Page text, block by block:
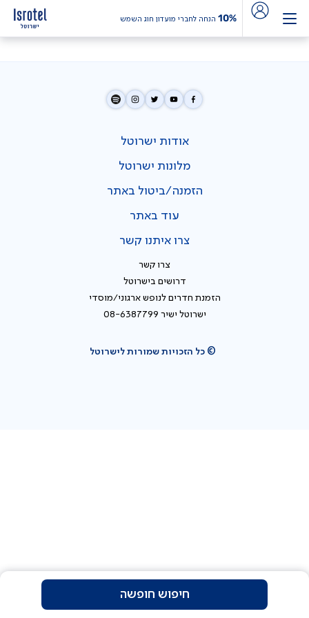
10% הנחה לחברי מועדון חוג השמש
אודות ישרוטל
מלונות ישרוטל
הזמנה/ביטול באתר
עוד באתר
צרו איתנו קשר
צרו קשר
דרושים בישרוטל
הזמנת חדרים לנופש ארגוני/מוסדי
ישרוטל ישיר 08-6387799
© כל הזכויות שמורות לישרוטל
חיפוש חופשה